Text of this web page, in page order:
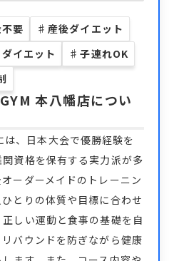
要 ♯ 産後ダイエット
ダイエット ♯ 子連れOK
本八幡店につい
、日本大会で優勝経験を
資格を保有する実力派が多
ーダーメイドのトレーニン
とりの体質や目標に合わせ
しい運動と食事の基礎を自
バウンドを防ぎながら健康